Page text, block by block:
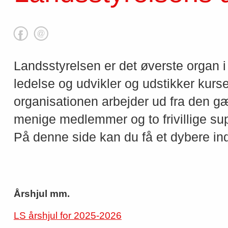
Landsstyrelsen er det øverste organ
ledelse og udvikler og udstikker
organisationen arbejder ud fra den
menige medlemmer og to frivillige
På denne side kan du få et dybere
Årshjul mm.
LS årshjul for 2025-2026